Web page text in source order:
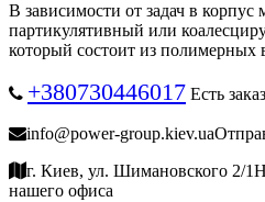
В зависимости от задач в корпус
партикулятивный или
который состоит из полимерных
+380730446017 Есть
info@power-group.kiev.ua
г. Киев, ул. Шимановского 2/1
нашего офиса